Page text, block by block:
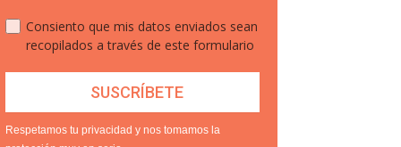
Consiento que mis datos enviados sean
recopilados a través de este formulario
Respetamos tu privacidad y nos tomamos la